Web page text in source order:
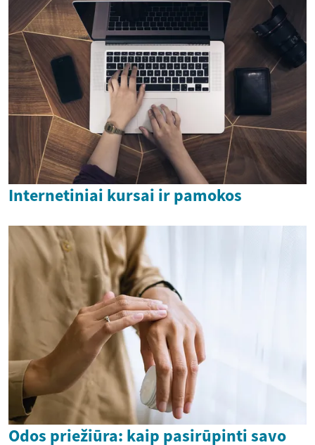
Internetiniai kursai ir pamokos
Odos priežiūra: kaip pasirūpinti savo